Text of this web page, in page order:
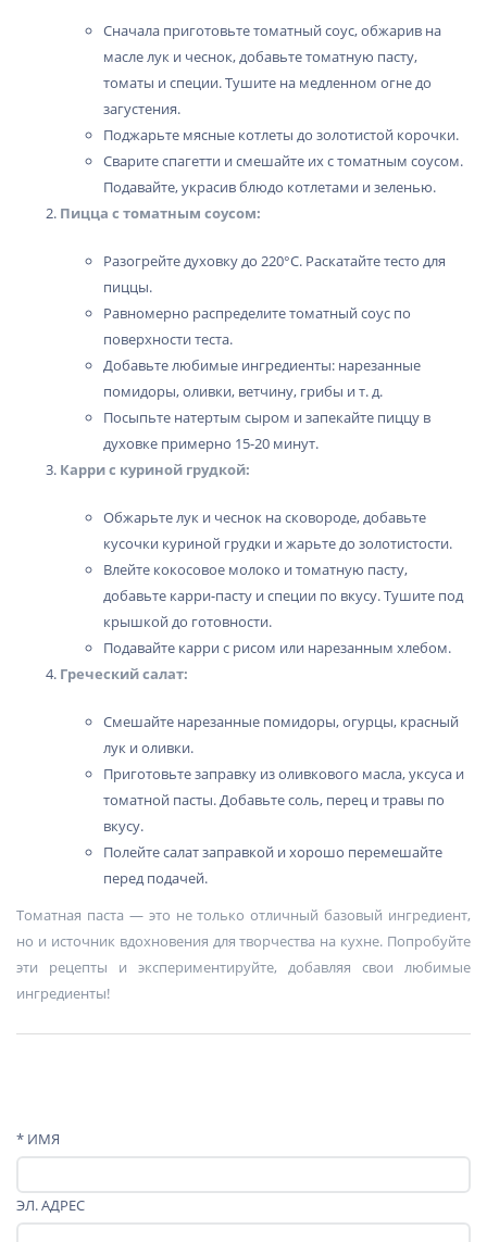
Сначала приготовьте томатный соус, обжарив на
масле лук и чеснок, добавьте томатную пасту,
томаты и специи. Тушите на медленном огне до
загустения.
Поджарьте мясные котлеты до золотистой корочки.
Сварите спагетти и смешайте их с томатным соусом.
Подавайте, украсив блюдо котлетами и зеленью.
Пицца с томатным соусом:
Разогрейте духовку до 220°C. Раскатайте тесто для
пиццы.
Равномерно распределите томатный соус по
поверхности теста.
Добавьте любимые ингредиенты: нарезанные
помидоры, оливки, ветчину, грибы и т. д.
Посыпьте натертым сыром и запекайте пиццу в
духовке примерно 15-20 минут.
Карри с куриной грудкой:
Обжарьте лук и чеснок на сковороде, добавьте
кусочки куриной грудки и жарьте до золотистости.
Влейте кокосовое молоко и томатную пасту,
добавьте карри-пасту и специи по вкусу. Тушите под
крышкой до готовности.
Подавайте карри с рисом или нарезанным хлебом.
Греческий салат:
Смешайте нарезанные помидоры, огурцы, красный
лук и оливки.
Приготовьте заправку из оливкового масла, уксуса и
томатной пасты. Добавьте соль, перец и травы по
вкусу.
Полейте салат заправкой и хорошо перемешайте
перед подачей.
Томатная паста — это не только отличный базовый ингредиент,
но и источник вдохновения для творчества на кухне. Попробуйте
эти рецепты и экспериментируйте, добавляя свои любимые
ингредиенты!
* ИМЯ
ЭЛ. АДРЕС